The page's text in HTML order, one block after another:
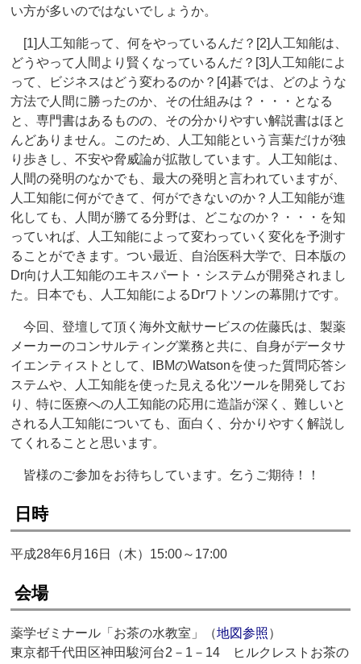
い方が多いのではないでしょうか。
[1]人工知能って、何をやっているんだ？[2]人工知能は、
どうやって人間より賢くなっているんだ？[3]人工知能によ
って、ビジネスはどう変わるのか？[4]碁では、どのような
方法で人間に勝ったのか、その仕組みは？・・・となる
と、専門書はあるものの、その分かりやすい解説書はほと
んどありません。このため、人工知能という言葉だけが独
り歩きし、不安や脅威論が拡散しています。人工知能は、
人間の発明のなかでも、最大の発明と言われていますが、
人工知能に何ができて、何ができないのか？人工知能が進
化しても、人間が勝てる分野は、どこなのか？・・・を知
っていれば、人工知能によって変わっていく変化を予測す
ることができます。つい最近、自治医科大学で、日本版の
Dr向け人工知能のエキスパート・システムが開発されまし
た。日本でも、人工知能によるDrワトソンの幕開けです。
今回、登壇して頂く海外文献サービスの佐藤氏は、製薬
メーカーのコンサルティング業務と共に、自身がデータサ
イエンティストとして、IBMのWatsonを使った質問応答シ
ステムや、人工知能を使った見える化ツールを開発してお
り、特に医療への人工知能の応用に造詣が深く、難しいと
される人工知能についても、面白く、分かりやすく解説し
てくれることと思います。
皆様のご参加をお待ちしています。乞うご期待！！
日時
平成28年6月16日（木）15:00～17:00
会場
薬学ゼミナール「お茶の水教室」（地図参照）
東京都千代田区神田駿河台2－1－14 ヒルクレストお茶の